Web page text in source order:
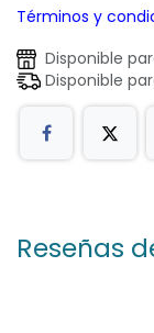
Términos y
Disponible
Disponible
Reseñas